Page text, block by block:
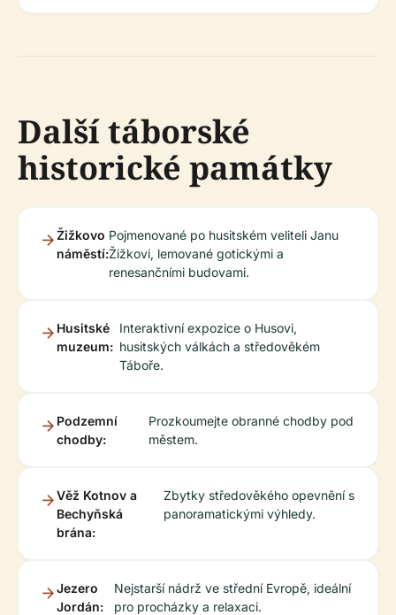
Další táborské
historické památky
Žižkovo
náměstí:
Pojmenované po husitském veliteli Janu
Žižkovi, lemované gotickými a
renesančními budovami.
Husitské
muzeum:
Interaktivní expozice o Husovi,
husitských válkách a středověkém
Táboře.
Podzemní
chodby:
Prozkoumejte obranné chodby pod
městem.
Věž Kotnov a
Bechyňská
brána:
Zbytky středověkého opevnění s
panoramatickými výhledy.
Jezero
Jordán:
Nejstarší nádrž ve střední Evropě, ideální
pro procházky a relaxaci.